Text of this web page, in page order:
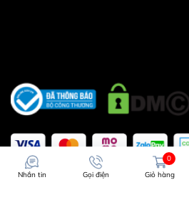
Nhắn tin Gọi điện
0
Giỏ hàng